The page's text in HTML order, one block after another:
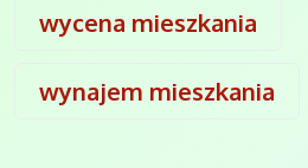
wycena mieszkania
wynajem mieszkania